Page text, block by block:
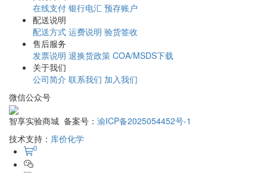
在线支付 银行电汇 预存账户
配送说明
配送方式 运费说明 验货签收
售后服务
发票说明 退换货政策 COA/MSDS下载
关于我们
公司简介 联系我们 加入我们
微信公众号
智享实验商城 备案号： 渝ICP备2025054452号-1
技术支持： 库价化学
0